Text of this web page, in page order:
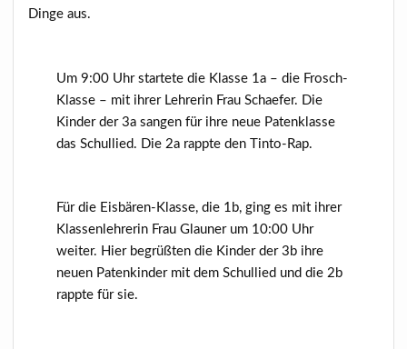
Dinge aus.
Um 9:00 Uhr startete die Klasse 1a – die Frosch-
Klasse – mit ihrer Lehrerin Frau Schaefer. Die
Kinder der 3a sangen für ihre neue Patenklasse
das Schullied. Die 2a rappte den Tinto-Rap.
Für die Eisbären-Klasse, die 1b, ging es mit ihrer
Klassenlehrerin Frau Glauner um 10:00 Uhr
weiter. Hier begrüßten die Kinder der 3b ihre
neuen Patenkinder mit dem Schullied und die 2b
rappte für sie.